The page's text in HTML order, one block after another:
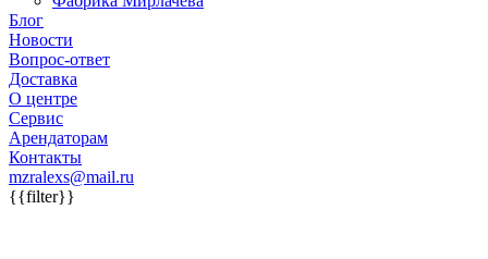
Блог
Новости
Вопрос-ответ
Доставка
О центре
Сервис
Арендаторам
Контакты
mzralexs@mail.ru
{{filter}}